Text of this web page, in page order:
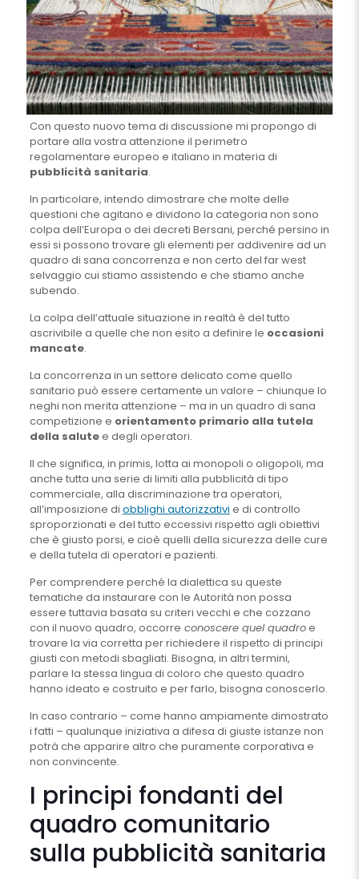
Con questo nuovo tema di discussione mi propongo di
portare alla vostra attenzione il perimetro
regolamentare europeo e italiano in materia di
pubblicità sanitaria.
In particolare, intendo dimostrare che molte delle
questioni che agitano e dividono la categoria non sono
colpa dell’Europa o dei decreti Bersani, perché persino in
essi si possono trovare gli elementi per addivenire ad un
quadro di sana concorrenza e non certo del far west
selvaggio cui stiamo assistendo e che stiamo anche
subendo.
La colpa dell’attuale situazione in realtà è del tutto
ascrivibile a quelle che non esito a definire le occasioni
mancate.
La concorrenza in un settore delicato come quello
sanitario può essere certamente un valore – chiunque lo
neghi non merita attenzione – ma in un quadro di sana
competizione e orientamento primario alla tutela
della salutee degli operatori.
Il che significa, in primis, lotta ai monopoli o oligopoli, ma
anche tutta una serie di limiti alla pubblicità di tipo
commerciale, alla discriminazione tra operatori,
all’imposizione di obblighi autorizzativi e di controllo
sproporzionati e del tutto eccessivi rispetto agli obiettivi
che è giusto porsi, e cioè quelli della sicurezza delle cure
e della tutela di operatori e pazienti.
Per comprendere perché la dialettica su queste
tematiche da instaurare con le Autorità non possa
essere tuttavia basata su criteri vecchi e che cozzano
con il nuovo quadro, occorre conoscere quel quadroe
trovare la via corretta per richiedere il rispetto di principi
giusti con metodi sbagliati. Bisogna, in altri termini,
parlare la stessa lingua di coloro che questo quadro
hanno ideato e costruito e per farlo, bisogna conoscerlo.
In caso contrario – come hanno ampiamente dimostrato
i fatti – qualunque iniziativa a difesa di giuste istanze non
potrà che apparire altro che puramente corporativa e
non convincente.
I principi fondanti del
quadro comunitario
sulla pubblicità sanitaria